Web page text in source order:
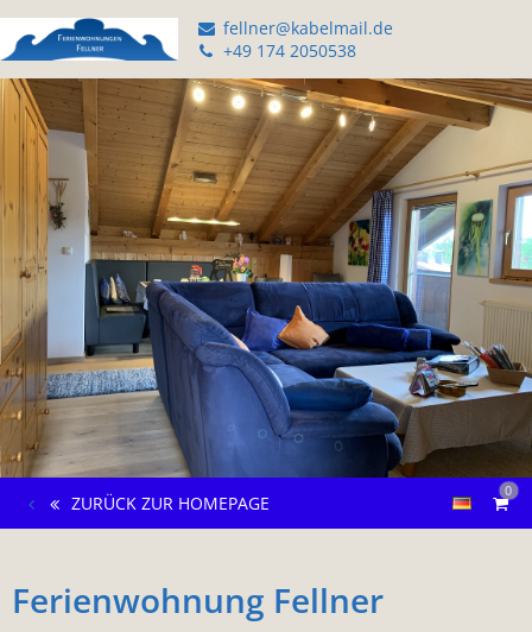
fellner@kabelmail.de
+49 174 2050538
0
ZURÜCK ZUR HOMEPAGE
Ferienwohnung Fellner